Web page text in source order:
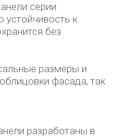
серии
устойчивость к
без
размеры и
фасада, так
разработаны в